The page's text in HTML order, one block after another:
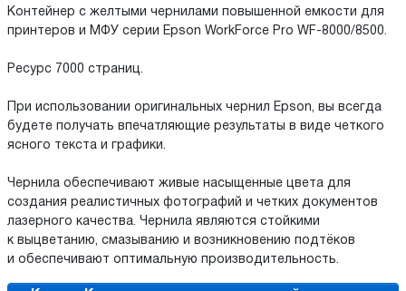
Контейнер с желтыми чернилами повышенной емкости для
принтеров и МФУ серии Epson WorkForce Pro WF-8000/8500.
Ресурс 7000 страниц.
При использовании оригинальных чернил Epson, вы всегда
будете получать впечатляющие результаты в виде четкого
ясного текста и графики.
Чернила обеспечивают живые насыщенные цвета для
создания реалистичных фотографий и четких документов
лазерного качества. Чернила являются стойкими
к выцветанию, смазыванию и возникновению подтёков
и обеспечивают оптимальную производительность.